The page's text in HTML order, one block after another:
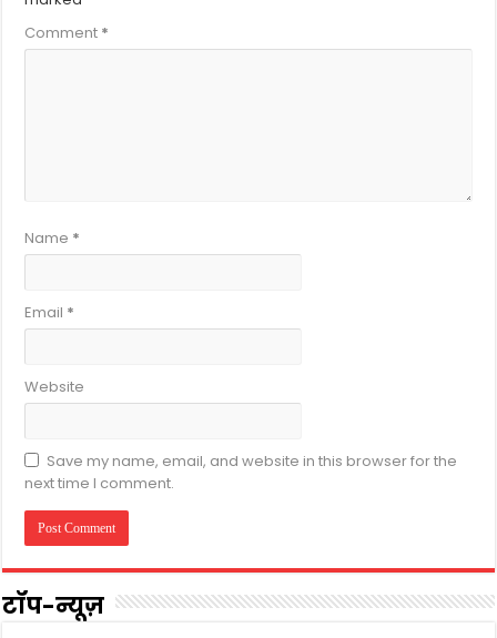
Comment *
Name *
Email *
Website
Save my name, email, and website in this browser for the
next time I comment.
टॉप-न्यूज़